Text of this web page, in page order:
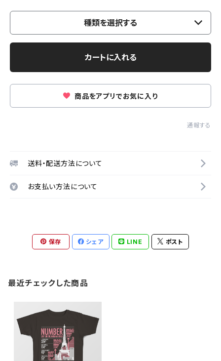
種類を選択する
カートに入れる
商品をアプリでお気に入り
通報する
送料・配送方法について
お支払い方法について
保存 シェア LINE ポスト
最近チェックした商品